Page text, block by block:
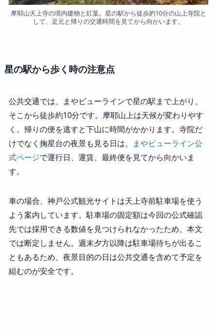
摩耶山天上寺の境内建物と紅葉。星の駅から徒歩約10分の山上寺院と
して、足元と帰りの交通時間を見てから向かいます。
星の駅から歩く時の注意点
公共交通では、まやビューラインで星の駅まで上がり、
そこから徒歩約10分です。摩耶山上は天候が変わりやす
く、帰りの便を逃すと下山に時間がかかります。寺院だ
けでなく掬星台の夜景も見る日は、
まやビューライン公
式ページで運行日、運賃、最終便を見てから向かいま
す。
車の場合、神戸公式観光サイトは天上寺前駐車場を使う
よう案内しています。駐車場の固定額は今回の公式確認
先では採用できる数値を見つけられなかったため、本文
では断定しません。週末夕方以降は駐車場待ちが出るこ
ともあるため、夜景目的の日は公共交通を含めて予定を
組むのが安全です。